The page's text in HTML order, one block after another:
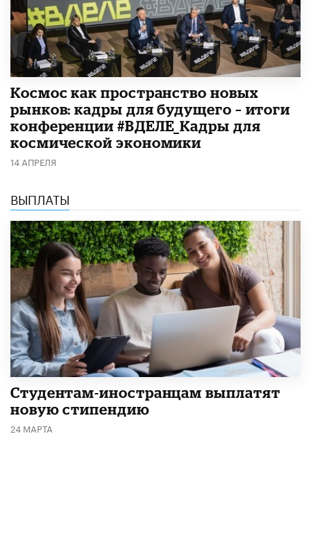
Космос как пространство новых
рынков: кадры для будущего – итоги
конференции #ВДЕЛЕ_Кадры для
космической экономики
14 АПРЕЛЯ
ВЫПЛАТЫ
Студентам-иностранцам выплатят
новую стипендию
24 МАРТА